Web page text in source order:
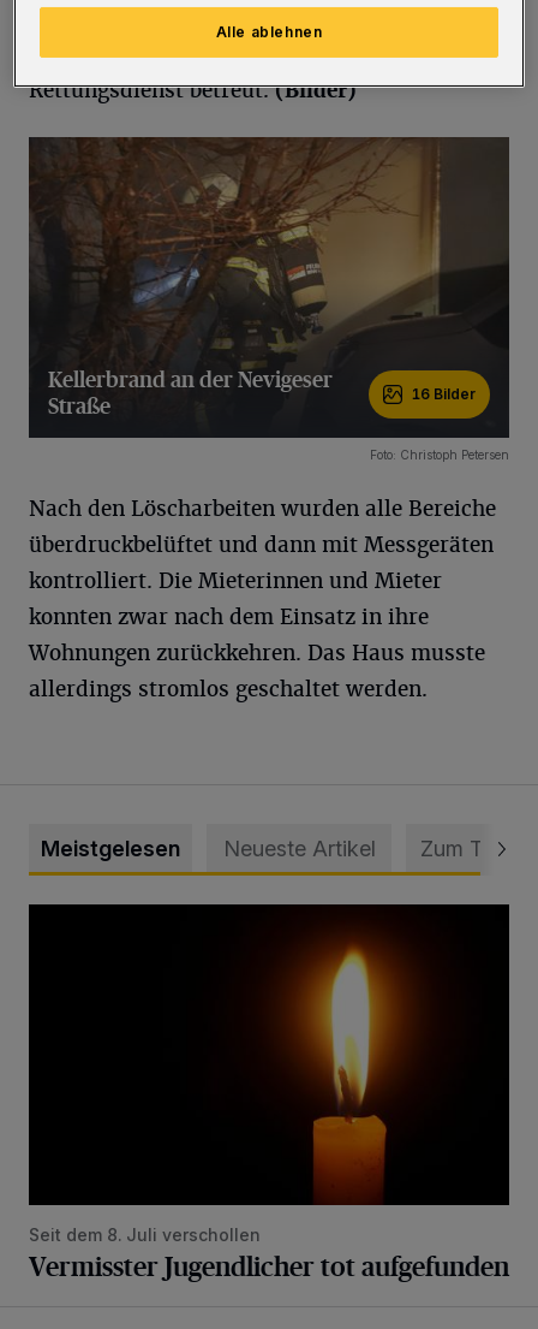
Bewohnerinnen und Bewohner des Gebäudes
blieben unverletzt. Sie wurden vom
Rettungsdienst betreut.(Bilder)
Kellerbrand an der Nevigeser
Straße
16 Bilder
Foto: Christoph Petersen
Nach den Löscharbeiten wurden alle Bereiche
überdruckbelüftet und dann mit Messgeräten
kontrolliert. Die Mieterinnen und Mieter
konnten zwar nach dem Einsatz in ihre
Wohnungen zurückkehren. Das Haus musste
allerdings stromlos geschaltet werden.
Meistgelesen Neueste Artikel Zum Thema
Seit dem 8. Juli verschollen
Vermisster Jugendlicher tot aufgefunden
Alle ablehnen